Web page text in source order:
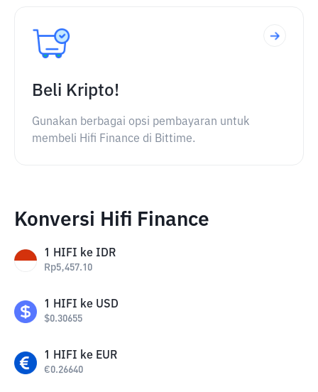
Beli Kripto!
Gunakan berbagai opsi pembayaran untuk
membeli Hifi Finance di Bittime.
Konversi Hifi Finance
1 HIFI ke IDR
Rp5,457.10
1 HIFI ke USD
$0.30655
1 HIFI ke EUR
€0.26640